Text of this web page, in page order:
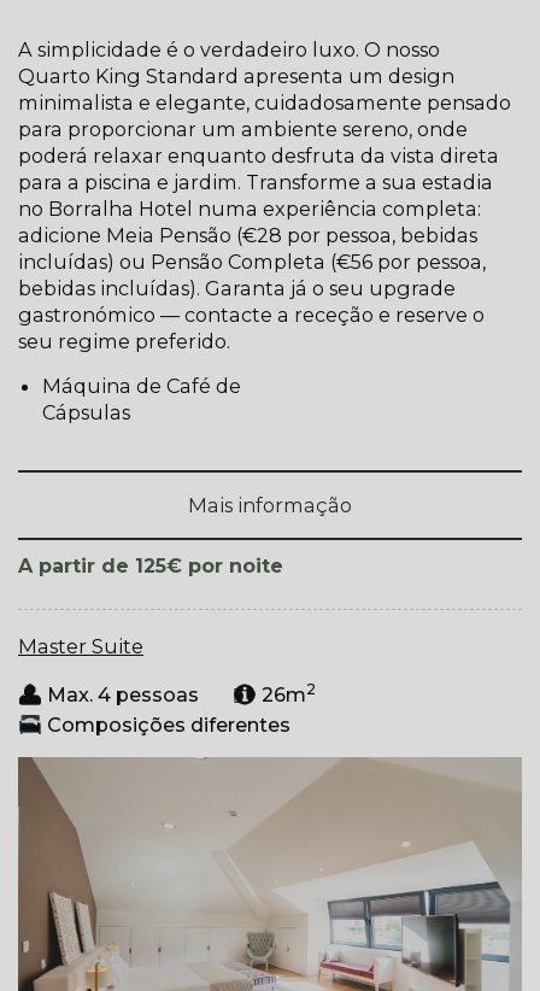
A simplicidade é o verdadeiro luxo. O nosso
Quarto King Standard apresenta um design
minimalista e elegante, cuidadosamente pensado
para proporcionar um ambiente sereno, onde
poderá relaxar enquanto desfruta da vista direta
para a piscina e jardim. Transforme a sua estadia
no Borralha Hotel numa experiência completa:
adicione Meia Pensão (€28 por pessoa, bebidas
incluídas) ou Pensão Completa (€56 por pessoa,
bebidas incluídas). Garanta já o seu upgrade
gastronómico — contacte a receção e reserve o
seu regime preferido.
Máquina de Café de
Cápsulas
Mais informação
A partir de 125€ por noite
Master Suite
Max. 4 pessoas
26m2
Composições diferentes